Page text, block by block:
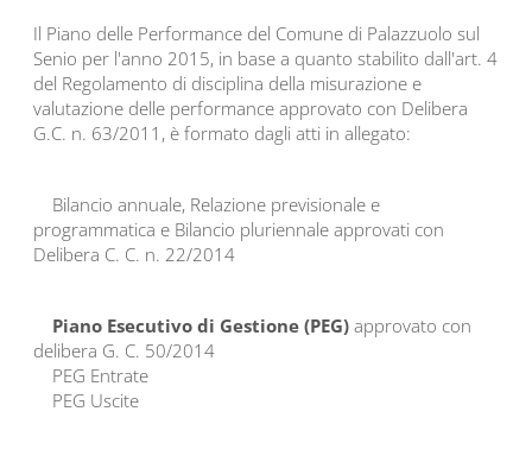
Il Piano delle Performance del Comune di Palazzuolo sul
Senio per l'anno 2015, in base a quanto stabilito dall'art. 4
del Regolamento di disciplina della misurazione e
valutazione delle performance approvato con Delibera
G.C. n. 63/2011, è formato dagli atti in allegato:
Bilancio annuale, Relazione previsionale e
programmatica e Bilancio pluriennale approvati con
Delibera C. C. n. 22/2014
Piano Esecutivo di Gestione (PEG) approvato con
delibera G. C. 50/2014
PEG Entrate
PEG Uscite